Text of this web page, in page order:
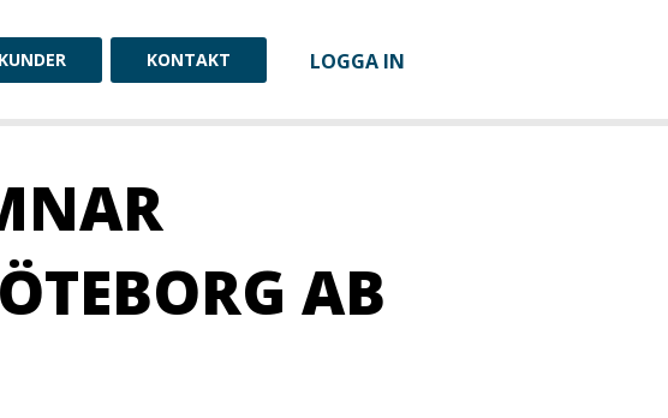
KUNDER KONTAKT LOGGA IN
AB